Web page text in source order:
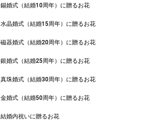
錫婚式（結婚10周年）に贈るお花
水晶婚式（結婚15周年）に贈るお花
磁器婚式（結婚20周年）に贈るお花
銀婚式（結婚25周年）に贈るお花
真珠婚式（結婚30周年）に贈るお花
金婚式（結婚50周年）に贈るお花
結婚内祝いに贈るお花